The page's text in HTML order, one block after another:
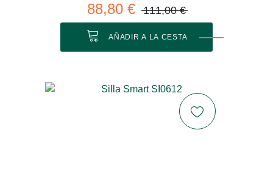
88,80 € 111,00 €
AÑADIR A LA CESTA